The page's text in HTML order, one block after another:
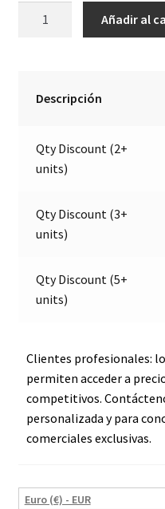
10.3200.521,
E13-
cantidad
Añadir al
Descripción
Qty Discount (2+
units)
Qty Discount (3+
units)
Qty Discount (5+
units)
Clientes profesionales:
permiten acceder a
competitivos.
personalizada y para
comerciales exclusivas.
Euro (€) - EUR